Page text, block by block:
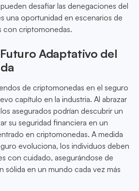
desafiar las denegaciones del
una oportunidad en escenarios de
con criptomonedas.
Adaptativo del
de criptomonedas en el seguro
capítulo en la industria. Al abrazar
asegurados podrían descubrir un
su seguridad financiera en un
en criptomonedas. A medida
evoluciona, los individuos deben
con cuidado, asegurándose de
sólida en un mundo cada vez más